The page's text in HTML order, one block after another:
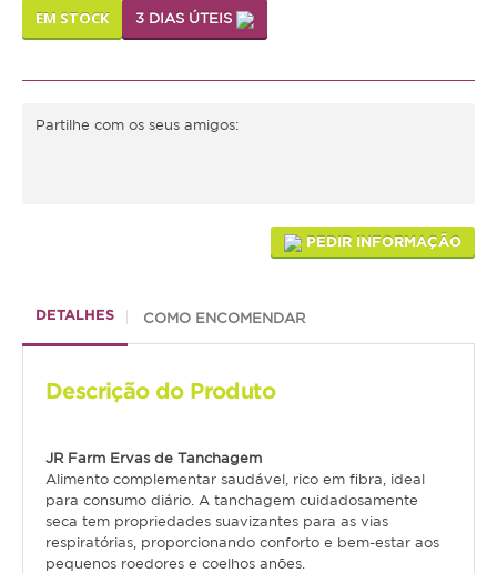
Médias
Grandes
Répteis
ACESSÓRIOS
Júnior
Adulto
Sénior
Gato
EM STOCK 3 DIAS ÚTEIS
Partilhe com os seus amigos:
PEDIR INFORMAÇÃO
DETALHES COMO ENCOMENDAR
Descrição do Produto
JR Farm Ervas de Tanchagem
Alimento complementar saudável, rico em fibra, ideal
para consumo diário. A tanchagem cuidadosamente
seca tem propriedades suavizantes para as vias
respiratórias, proporcionando conforto e bem-estar aos
pequenos roedores e coelhos anões.